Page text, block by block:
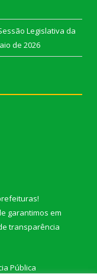
Legislativa da
de 2026
!
garantimos em
transparência
Pública